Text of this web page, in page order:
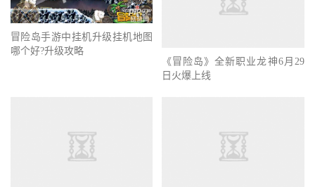
冒险岛手游中挂机升级挂机地图
哪个好?升级攻略
《冒险岛》全新职业龙神6月29
日火爆上线